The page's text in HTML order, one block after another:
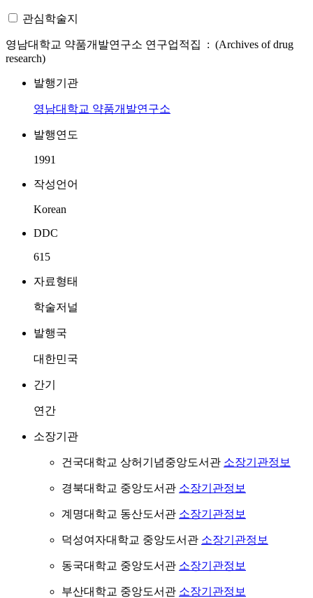
관심학술지
영남대학교 약품개발연구소 연구업적집 : (Archives of drug
research)
발행기관
영남대학교 약품개발연구소
발행연도
1991
작성언어
Korean
DDC
615
자료형태
학술저널
발행국
대한민국
간기
연간
소장기관
건국대학교 상허기념중앙도서관 소장기관정보
경북대학교 중앙도서관 소장기관정보
계명대학교 동산도서관 소장기관정보
덕성여자대학교 중앙도서관 소장기관정보
동국대학교 중앙도서관 소장기관정보
부산대학교 중앙도서관 소장기관정보